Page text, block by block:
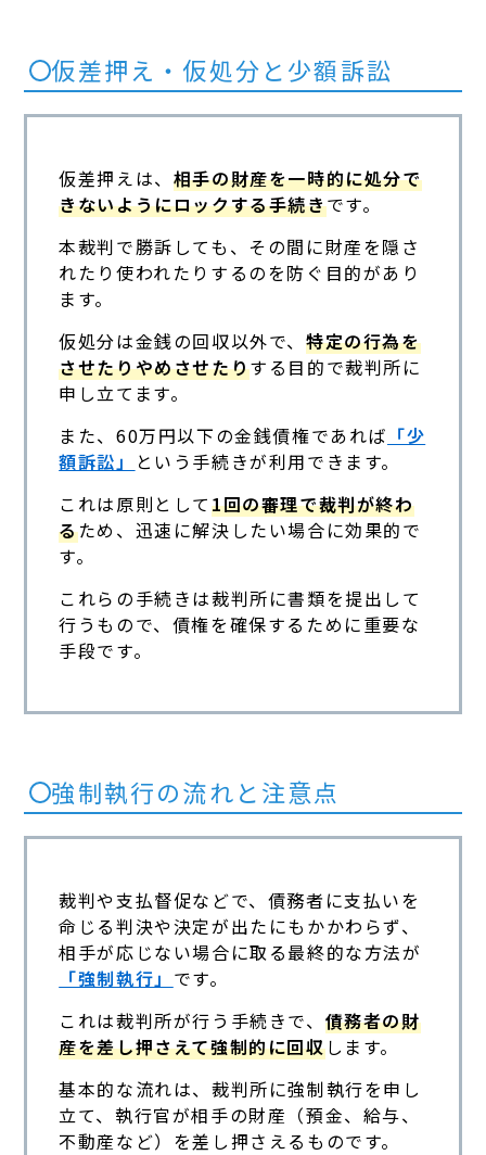
仮差押え・仮処分と少額訴訟
仮差押えは、 相手の財産を一時的に処分で
きないようにロックする手続きです。
本裁判で勝訴しても、その間に財産を隠さ
れたり使われたりするのを防ぐ目的があり
ます。
仮処分は金銭の回収以外で、 特定の行為を
させたりやめさせたりする目的で裁判所に
申し立てます。
また、60万円以下の金銭債権であれば 「少
額訴訟」
という手続きが利用できます。
これは原則として1回の審理で裁判が終わ
るため、迅速に解決したい場合に効果的で
す。
これらの手続きは裁判所に書類を提出して
行うもので、債権を確保するために重要な
手段です。
強制執行の流れと注意点
裁判や支払督促などで、債務者に支払いを
命じる判決や決定が出たにもかかわらず、
相手が応じない場合に取る最終的な方法が
「強制執行」 です。
これは裁判所が行う手続きで、 債務者の財
産を差し押さえて強制的に回収します。
基本的な流れは、裁判所に強制執行を申し
立て、執行官が相手の財産（預金、給与、
不動産など）を差し押さえるものです。